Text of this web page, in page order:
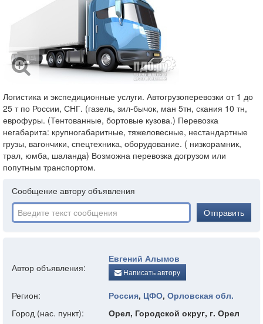
Логистика и экспедиционные услуги. Автогрузоперевозки от 1 до
25 т по России, СНГ. (газель, зил-бычок, ман 5тн, скания 10 тн,
еврофуры. (Тентованные, бортовые кузова.) Перевозка
негабарита: крупногабаритные, тяжеловесные, нестандартные
грузы, вагончики, спецтехника, оборудование. ( низкорамник,
трал, юмба, шаланда) Возможна перевозка догрузом или
попутным транспортом.
Сообщение автору объявления
Отправить
Автор объявления:
Евгений Алымов
Написать автору
Регион: Россия, ЦФО, Орловская обл.
Город (нас. пункт):
Орел, Городской округ, г. Орел